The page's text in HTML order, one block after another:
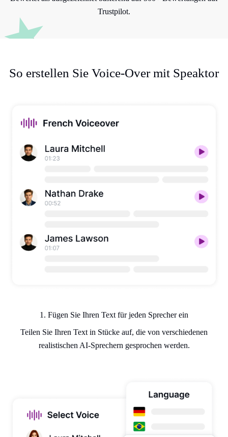
Trustpilot.
So erstellen Sie Voice-Over mit Speaktor
1. Fügen Sie Ihren Text für jeden Sprecher ein
Teilen Sie Ihren Text in Stücke auf, die von verschiedenen
realistischen AI-Sprechern gesprochen werden.